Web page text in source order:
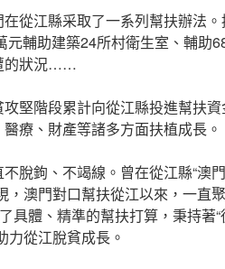
從江縣采取了一系列幫扶辦法
元輔助建築24所村衛生室、輔助
的狀況……
堅階段累計向從江縣投進幫扶
療、財產等諸多方面扶植成長。
脫鉤、不竭線。曾在從江縣“澳
，澳門對口幫扶從江以來，一直
具體、精準的幫扶打算，秉持著
力從江脫貧成長。